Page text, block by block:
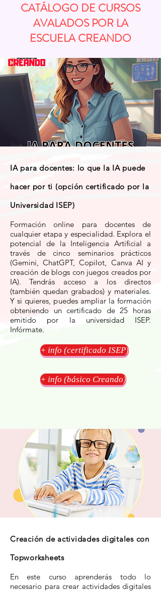
CATÁLOGO DE CURSOS
AVALADOS POR LA
ESCUELA CREANDO
IA para docentes: lo que la IA puede
hacer por ti (opción certificado por la
Universidad ISEP)
Formación online para docentes de
cualquier etapa y especialidad. Explora el
potencial de la Inteligencia Artificial a
través de cinco seminarios prácticos
(Gemini, ChatGPT, Copilot, Canva AI y
creación de blogs con juegos creados por
IA). Tendrás acceso a los directos
(también quedan grabados) y materiales.
Y si quieres, puedes ampliar la formación
obteniendo un certificado de 25 horas
emitido por la universidad ISEP.
Infórmate.
+ info (certificado ISEP)
+ info (básico Creando)
Creación de actividades digitales con
Topworksheets
En este curso aprenderás todo lo
necesario para crear actividades digitales